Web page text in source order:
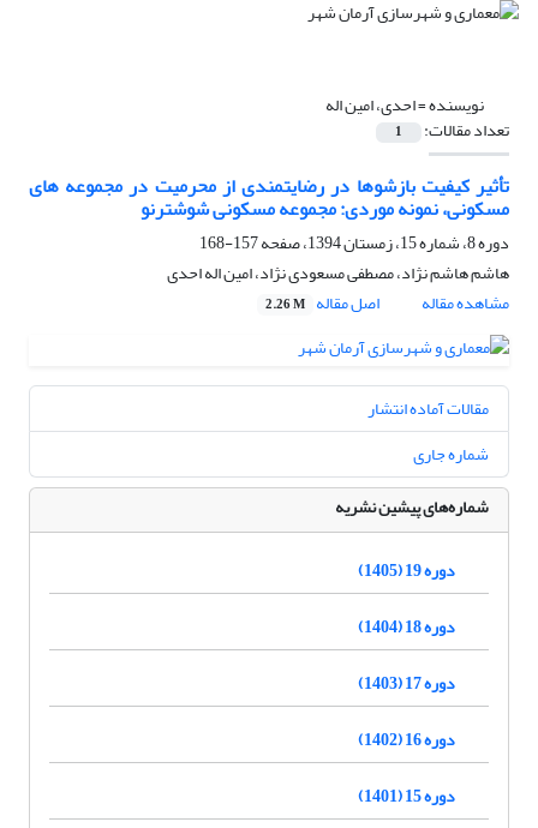
نویسنده =احدی، امین اله
تعداد مقالات: 1
تأثیر کیفیت بازشوها در رضایتمندی از محرمیت در مجموعه های
مسکونی، نمونه موردی: مجموعه مسکونی شوشترنو
دوره 8، شماره 15، زمستان 1394، صفحه
157-168
هاشم هاشم نژاد، مصطفی مسعودی نژاد، امین اله احدی
مشاهده مقاله
اصل مقاله 2.26 M
مقالات آماده انتشار
شماره جاری
شماره‌های پیشین نشریه
دوره 19 (1405)
دوره 18 (1404)
دوره 17 (1403)
دوره 16 (1402)
دوره 15 (1401)